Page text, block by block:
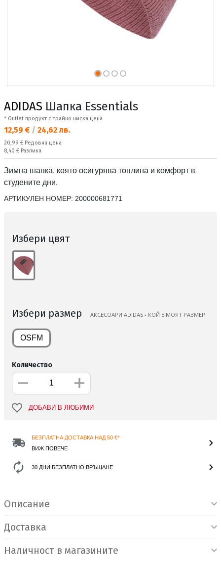
ADIDAS Шапка Essentials
* Outlet продукт с трайно ниска цена
Текуща цена:
12,59 € / 24,62 лв.
Редовна цена:
20,99 € Редовна цена
Спестявате:
8,40 € Разлика
Зимна шапка, която осигурява топлина и комфорт в
студените дни.
АРТИКУЛЕН НОМЕР: 200000681771
Избери цвят
Избери размер AКСЕСОАРИ ADIDAS - КОЙ Е МОЯТ РАЗМЕР
OSFM
Количество
ДОБАВИ В ЛЮБИМИ
БЕЗПЛАТНА ДОСТАВКА НАД 50 €*
ВИЖ ПОВЕЧЕ
30 ДНИ БЕЗПЛАТНО ВРЪЩАНЕ
Описание
Доставка
Наличност в магазините